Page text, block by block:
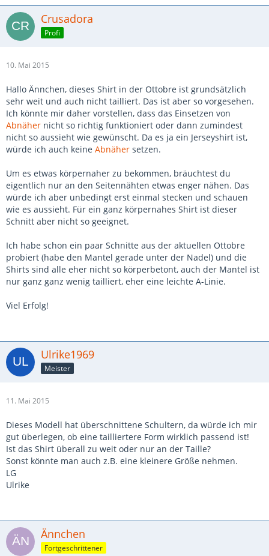
Crusadora
Profi
10. Mai 2015
Hallo Ännchen, dieses Shirt in der Ottobre ist grundsätzlich
sehr weit und auch nicht tailliert. Das ist aber so vorgesehen.
Ich könnte mir daher vorstellen, dass das Einsetzen von
Abnäher nicht so richtig funktioniert oder dann zumindest
nicht so aussieht wie gewünscht. Da es ja ein Jerseyshirt ist,
würde ich auch keine Abnäher setzen.
Um es etwas körpernaher zu bekommen, bräuchtest du
eigentlich nur an den Seitennähten etwas enger nähen. Das
würde ich aber unbedingt erst einmal stecken und schauen
wie es aussieht. Für ein ganz körpernahes Shirt ist dieser
Schnitt aber nicht so geeignet.
Ich habe schon ein paar Schnitte aus der aktuellen Ottobre
probiert (habe den Mantel gerade unter der Nadel) und die
Shirts sind alle eher nicht so körperbetont, auch der Mantel ist
nur ganz ganz wenig tailliert, eher eine leichte A-Linie.
Viel Erfolg!
Ulrike1969
Meister
11. Mai 2015
Dieses Modell hat überschnittene Schultern, da würde ich mir
gut überlegen, ob eine tailliertere Form wirklich passend ist!
Ist das Shirt überall zu weit oder nur an der Taille?
Sonst könnte man auch z.B. eine kleinere Größe nehmen.
LG
Ulrike
Ännchen
Fortgeschrittener